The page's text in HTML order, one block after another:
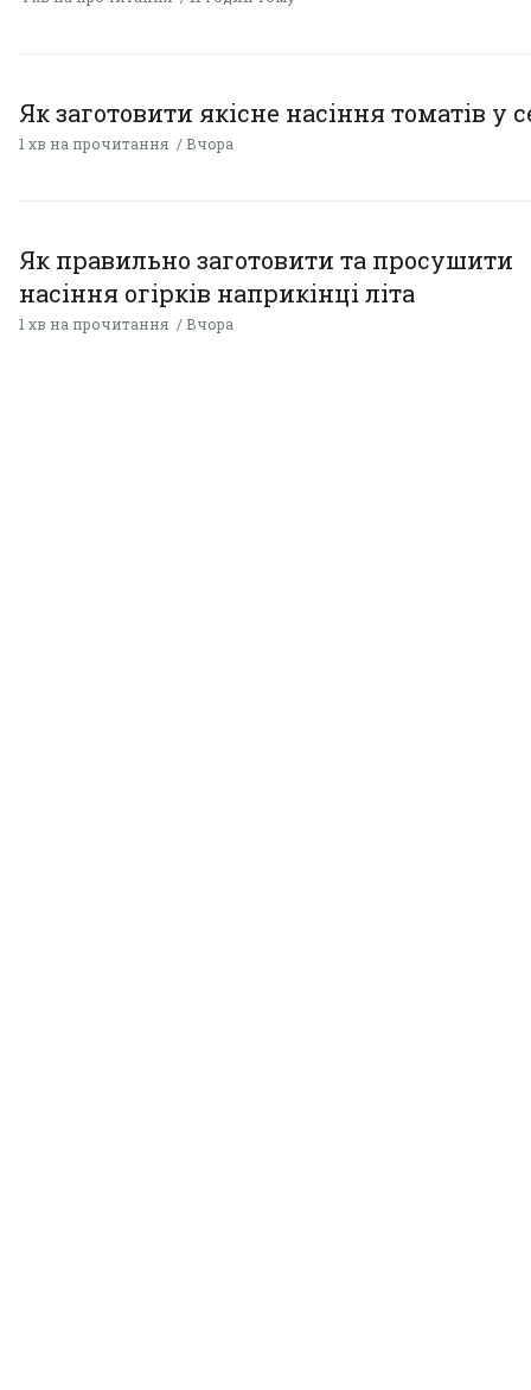
Як заготовити якісне насіння томатів у
1 хв на прочитання Вчора
Як правильно заготовити та просушити
насіння огірків наприкінці літа
1 хв на прочитання Вчора